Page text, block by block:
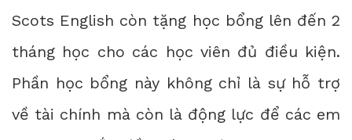
Scots English còn tặng học bổng lên đến 2
tháng học cho các học viên đủ điều kiện.
Phần học bổng này không chỉ là sự hỗ trợ
về tài chính mà còn là động lực để các em